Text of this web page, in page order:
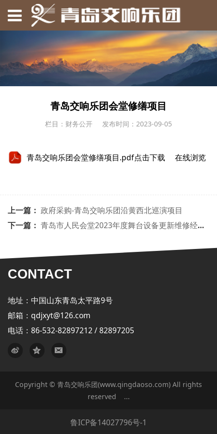
青岛交响乐团会堂修缮项目
栏目：财务公开 发布时间：2023-09-05
青岛交响乐团会堂修缮项目.pdf点击下载 在线浏览
上一篇： 政府采购-青岛交响乐团沿黄西北巡演项目
下一篇： 青岛市人民会堂2023年度舞台设备更新维修经费项目
CONTACT
地址：中国山东青岛太平路9号
邮箱：qdjxyt@126.com
电话：86-532-82897212 / 82897205
Copyright © 青岛交响乐团(www.qingdaoso.com) All rights
reserved ...
鲁ICP备14027796号-1